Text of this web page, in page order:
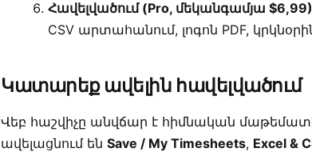
Հավելվածում (Pro, մեկանգամյա
CSV արտահանում, լոգոն PDF,
Կատարեք ավելին հավելվածում
Վեբ հաշվիչը անվճար է հիմնական
ավելացնում են Save / My Timesheets, Excel &